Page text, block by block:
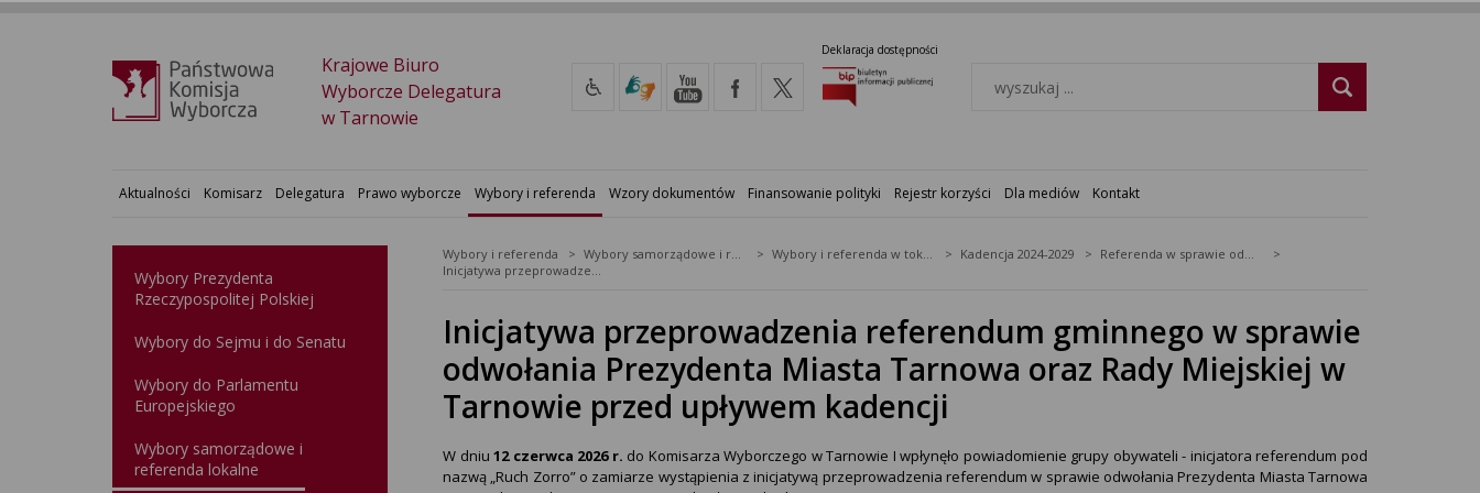
Krajowe Biuro
Wyborcze Delegatura
w Tarnowie
Deklaracja dostępności
Aktualności Komisarz Delegatura Prawo wyborcze Wybory i referenda Wzory dokumentów Finansowanie polityki Rejestr korzyści Dla mediów Kontakt
Wybory Prezydenta
Rzeczypospolitej Polskiej
Wybory do Sejmu i do Senatu
Wybory do Parlamentu
Europejskiego
Wybory samorządowe i
referenda lokalne
Wybory i referenda Wybory samorządowe i referenda lokalne Wybory i referenda w toku kadencji Kadencja 2024-2029
Referenda w sprawie odwołania organu (rady lub wójta)
Inicjatywa przeprowadzenia referendum gminnego w sprawie odwołania Prezydenta Miasta Tarnowa oraz Rady Miejskiej w Tarnowie przed upływem kadencji
Inicjatywa przeprowadzenia referendum gminnego w sprawie
odwołania Prezydenta Miasta Tarnowa oraz Rady Miejskiej w
Tarnowie przed upływem kadencji
W dniu12 czerwca 2026 r. do Komisarza Wyborczego w Tarnowie I wpłynęło powiadomienie grupy obywateli - inicjatora referendum pod
nazwą „Ruch Zorro” o zamiarze wystąpienia z inicjatywą przeprowadzenia referendum w sprawie odwołania Prezydenta Miasta Tarnowa